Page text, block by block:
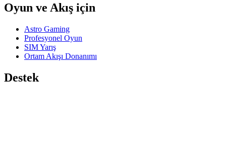
Oyun ve Akış için
Astro Gaming
Profesyonel Oyun
SIM Yarış
Ortam Akışı Donanımı
Destek